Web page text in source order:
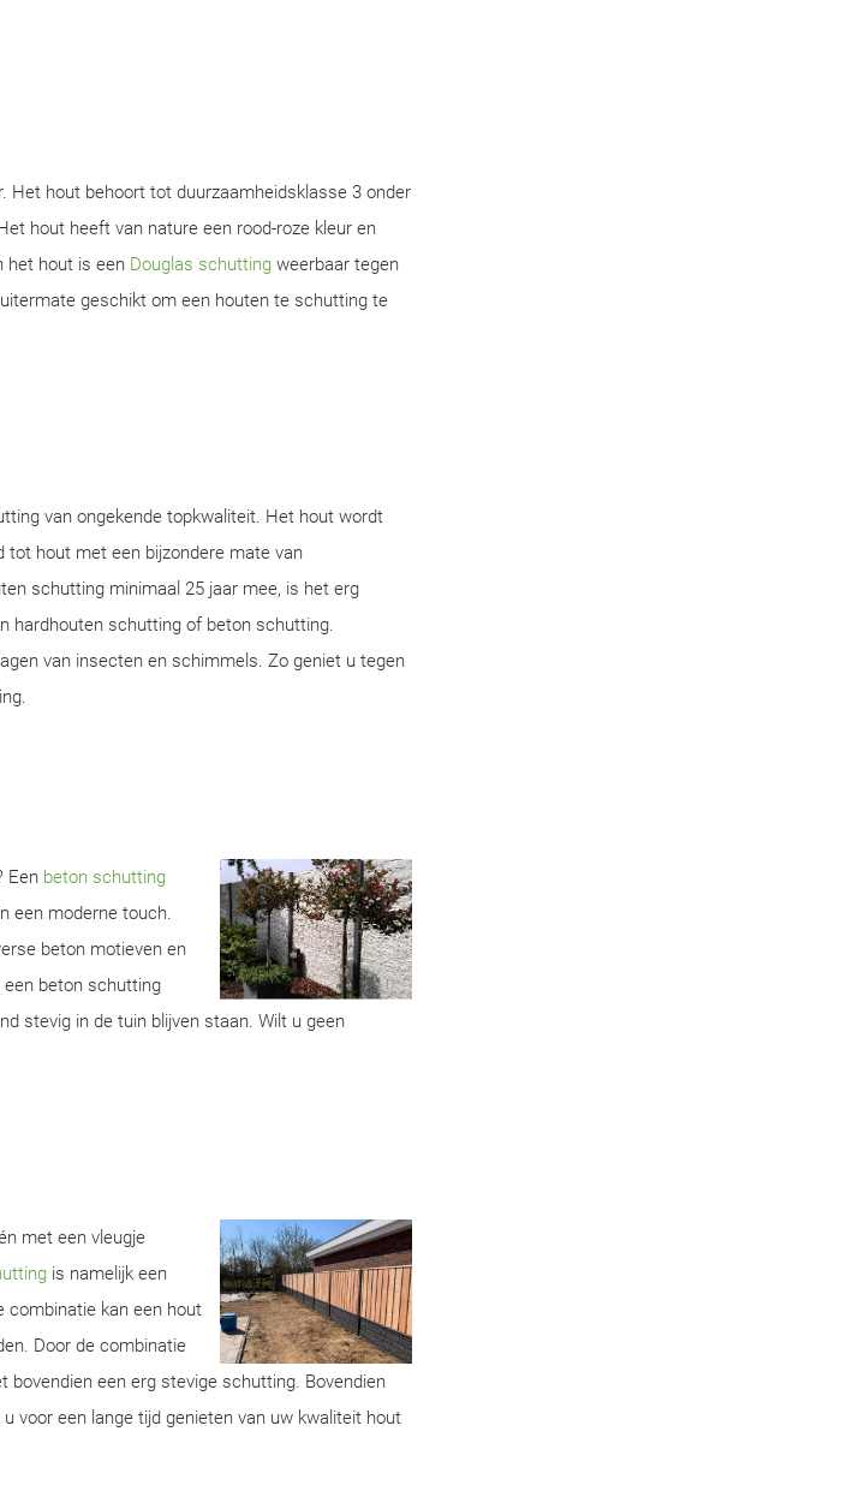
Het hout behoort tot duurzaamheidsklasse 3 onder
hout heeft van nature een rood-roze kleur en
het hout is een Douglas schutting weerbaar tegen
geschikt om een houten te schutting te
van ongekende topkwaliteit. Het hout wordt
tot hout met een bijzondere mate van
schutting minimaal 25 jaar mee, is het erg
hardhouten schutting of beton schutting.
van insecten en schimmels. Zo geniet u tegen
Een beton schutting
een moderne touch.
beton motieven en
een beton schutting
stevig in de tuin blijven staan. Wilt u geen
met een vleugje
is namelijk een
combinatie kan een hout
Door de combinatie
een erg stevige schutting. Bovendien
voor een lange tijd genieten van uw kwaliteit hout